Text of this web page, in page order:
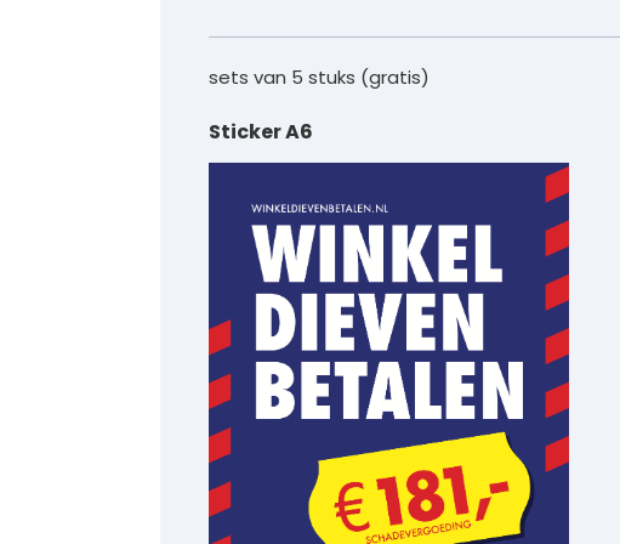
sets van 5 stuks (gratis)
Sticker A6